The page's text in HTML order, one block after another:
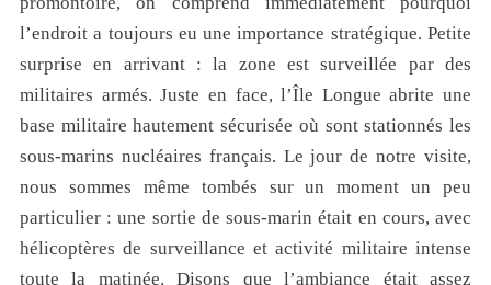
l’endroit a toujours eu une importance stratégique. Petite
surprise en arrivant : la zone est surveillée par des
militaires armés. Juste en face, l’Île Longue abrite une
base militaire hautement sécurisée où sont stationnés les
sous-marins nucléaires français. Le jour de notre visite,
nous sommes même tombés sur un moment un peu
particulier : une sortie de sous-marin était en cours, avec
hélicoptères de surveillance et activité militaire intense
toute la matinée. Disons que l’ambiance était assez